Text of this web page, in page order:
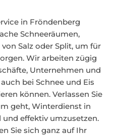
in Fröndenberg
Schneeräumen,
Salz oder Split, um für
Wir arbeiten zügig
Unternehmen und
bei Schnee und Eis
können. Verlassen Sie
geht, Winterdienst in
effektiv umzusetzen.
Sie sich ganz auf Ihr